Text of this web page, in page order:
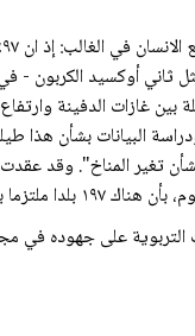
ثاني أوكسيد الكربون
بين غازات الدفينة
البيانات بشأن هذا
بشأن تغير
بشأن تغير المناخ".
على جهوده في